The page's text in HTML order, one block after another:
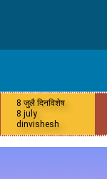
8 जुलै दिनविशेष
8 july
dinvishesh